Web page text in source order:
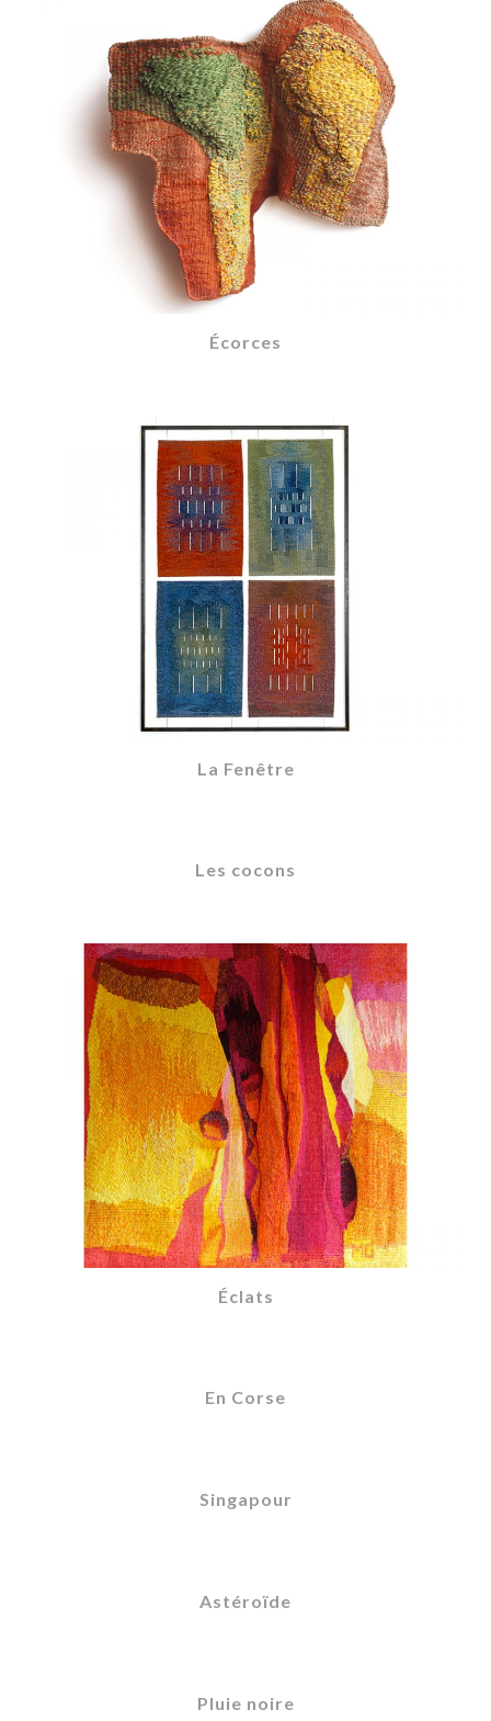
Écorces
La Fenêtre
Les cocons
Éclats
En Corse
Singapour
Astéroïde
Pluie noire